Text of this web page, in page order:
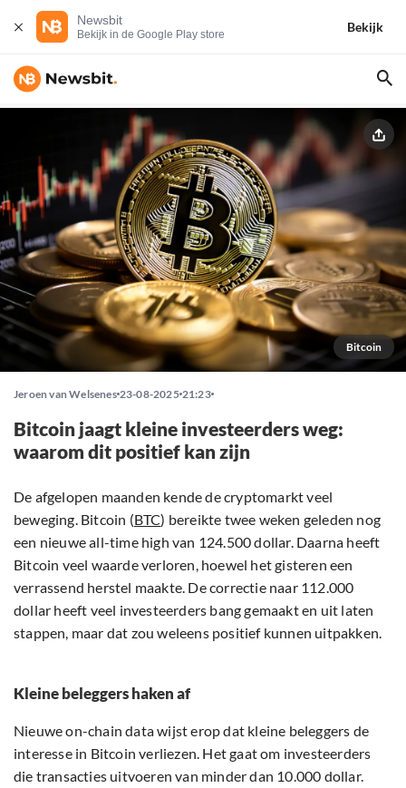
Newsbit
Bekijk in de Google Play store
Bekijk
Bitcoin
Jeroen van Welsenes 23-08-2025 21:23
Bitcoin jaagt kleine investeerders weg:
waarom dit positief kan zijn
De afgelopen maanden kende de cryptomarkt veel
beweging. Bitcoin (BTC) bereikte twee weken geleden nog
een nieuwe all-time high van 124.500 dollar. Daarna heeft
Bitcoin veel waarde verloren, hoewel het gisteren een
verrassend herstel maakte. De correctie naar 112.000
dollar heeft veel investeerders bang gemaakt en uit laten
stappen, maar dat zou weleens positief kunnen uitpakken.
Kleine beleggers haken af
Nieuwe on-chain data wijst erop dat kleine beleggers de
interesse in Bitcoin verliezen. Het gaat om investeerders
die transacties uitvoeren van minder dan 10.000 dollar.